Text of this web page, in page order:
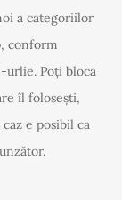
a categoriilor
conform
urlie. Poți bloca
îl folosești,
e posibil ca